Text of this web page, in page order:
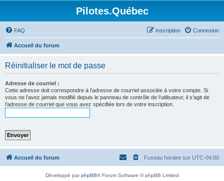
Pilotes.Québec
FAQ Connexion
Inscription
Accueil du forum
Réinitialiser le mot de passe
Adresse de courriel :
Cette adresse doit correspondre à l’adresse de courriel associée à votre compte. Si
vous ne l’avez jamais modifié depuis le panneau de contrôle de l’utilisateur, il s’agit de
l’adresse de courriel que vous avez spécifiée lors de votre inscription.
Accueil du forum Fuseau horaire sur UTC-04:00
Développé parphpBB® Forum Software © phpBB Limited